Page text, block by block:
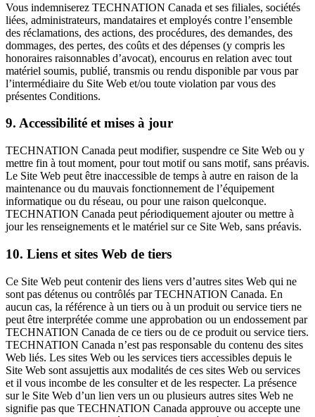
Vous indemniserez TECHNATION Canada et ses filiales, sociétés
liées, administrateurs, mandataires et employés contre l’ensemble
des réclamations, des actions, des procédures, des demandes, des
dommages, des pertes, des coûts et des dépenses (y compris les
honoraires raisonnables d’avocat), encourus en relation avec tout
matériel soumis, publié, transmis ou rendu disponible par vous par
l’intermédiaire du Site Web et/ou toute violation par vous des
présentes Conditions.
9. Accessibilité et mises à jour
TECHNATION Canada peut modifier, suspendre ce Site Web ou y
mettre fin à tout moment, pour tout motif ou sans motif, sans préavis.
Le Site Web peut être inaccessible de temps à autre en raison de la
maintenance ou du mauvais fonctionnement de l’équipement
informatique ou du réseau, ou pour une raison quelconque.
TECHNATION Canada peut périodiquement ajouter ou mettre à
jour les renseignements et le matériel sur ce Site Web, sans préavis.
10. Liens et sites Web de tiers
Ce Site Web peut contenir des liens vers d’autres sites Web qui ne
sont pas détenus ou contrôlés par TECHNATION Canada. En
aucun cas, la référence à un tiers ou à un produit ou service tiers ne
peut être interprétée comme une approbation ou un endossement par
TECHNATION Canada de ce tiers ou de ce produit ou service tiers.
TECHNATION Canada n’est pas responsable du contenu des sites
Web liés. Les sites Web ou les services tiers accessibles depuis le
Site Web sont assujettis aux modalités de ces sites Web ou services
et il vous incombe de les consulter et de les respecter. La présence
sur le Site Web d’un lien vers un ou plusieurs autres sites Web ne
signifie pas que TECHNATION Canada approuve ou accepte une